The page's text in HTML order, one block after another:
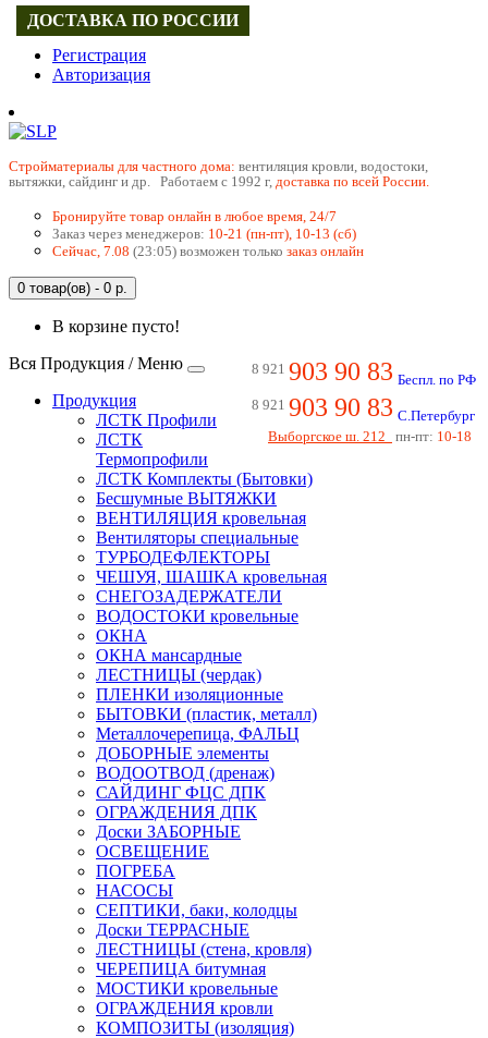
Регистрация
Авторизация
Cтройматериалы для частного дома: вентиляция кровли, водостоки,
вытяжки, сайдинг и др. Работаем с 1992 г, доставка по всей России.
Бронируйте товар онлайн в любое время, 24/7
Заказ через менеджеров: 10-21 (пн-пт), 10-13 (сб)
Сейчас, 7.08 (23:05) возможен только заказ онлайн
0 товар(ов) - 0 р.
В корзине пусто!
8 921 903 90 83 Беспл. по РФ
8 921 903 90 83 С.Петербург
Выборгское ш. 212
пн-пт: 10-18
Вся Продукция / Меню
Продукция
ЛСТК Профили
ЛСТК
Термопрофили
ЛСТК Комплекты (Бытовки)
Бесшумные ВЫТЯЖКИ
ВЕНТИЛЯЦИЯ кровельная
Вентиляторы специальные
ТУРБОДЕФЛЕКТОРЫ
ЧЕШУЯ, ШАШКА кровельная
СНЕГОЗАДЕРЖАТЕЛИ
ВОДОСТОКИ кровельные
ОКНА
ОКНА мансардные
ЛЕСТНИЦЫ (чердак)
ПЛЕНКИ изоляционные
БЫТОВКИ (пластик, металл)
Металлочерепица, ФАЛЬЦ
ДОБОРНЫЕ элементы
ВОДООТВОД (дренаж)
САЙДИНГ ФЦС ДПК
ОГРАЖДЕНИЯ ДПК
Доски ЗАБОРНЫЕ
ОСВЕЩЕНИЕ
ПОГРЕБА
НАСОСЫ
СЕПТИКИ, баки, колодцы
Доски ТЕРРАСНЫЕ
ЛЕСТНИЦЫ (стена, кровля)
ЧЕРЕПИЦА битумная
МОСТИКИ кровельные
ОГРАЖДЕНИЯ кровли
КОМПОЗИТЫ (изоляция)
ДОСТАВКА ПО РОССИИ